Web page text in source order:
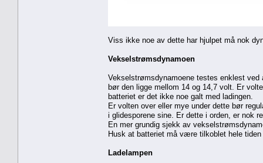
Viss ikke noe av dette har hjulpet må nok
Vekselstrømsdynamoen
Vekselstrømsdynamoene testes enklest
bør den ligge mellom 14 og 14,7 volt. Er
batteriet er det ikke noe galt med ladingen.
Er volten over eller mye under dette bør
i glidesporene sine. Er dette i orden, er nok
En mer grundig sjekk av
Husk at batteriet må være tilkoblet hele
Ladelampen